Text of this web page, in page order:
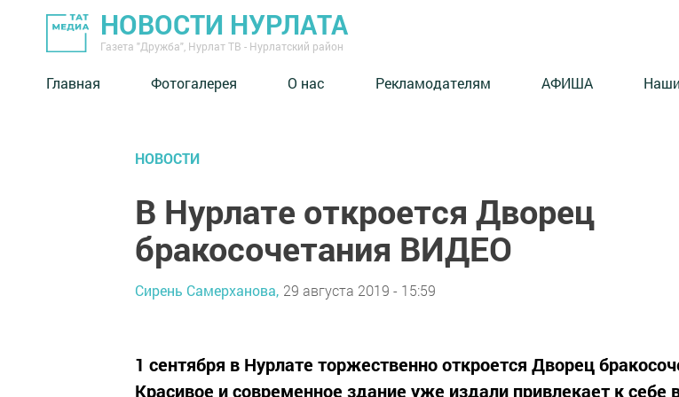
НОВОСТИ НУРЛАТА
Газета "Дружба", Нурлат ТВ - Нурлатский район
Главная Фотогалерея О нас Рекламодателям АФИША
НОВОСТИ
В Нурлате откроется Дворец
бракосочетания ВИДЕО
Сирень Самерханова, 29 августа 2019 - 15:59
1 сентября в Нурлате торжественно откроется Дворец
Красивое и современное здание уже издали привлекает к себе